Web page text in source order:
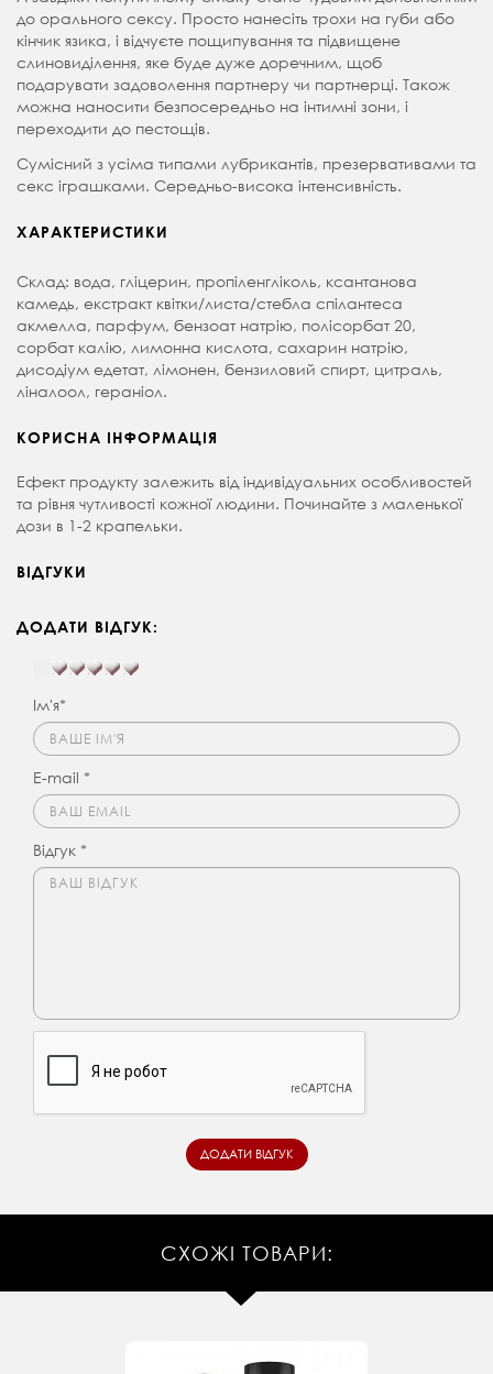
до орального сексу. Просто нанесіть трохи на губи або
кінчик язика, і відчуєте пощипування та підвищене
слиновиділення, яке буде дуже доречним, щоб
подарувати задоволення партнеру чи партнерці. Також
можна наносити безпосередньо на інтимні зони, і
переходити до пестощів.
Сумісний з усіма типами лубрикантів, презервативами та
секс іграшками. Середньо-висока інтенсивність.
ХАРАКТЕРИСТИКИ
Склад: вода, гліцерин, пропіленгліколь, ксантанова
камедь, екстракт квітки/листа/стебла спілантеса
акмелла, парфум, бензоат натрію, полісорбат 20,
сорбат калію, лимонна кислота, сахарин натрію,
дисодіум едетат, лімонен, бензиловий спирт, цитраль,
ліналоол, гераніол.
КОРИСНА ІНФОРМАЦІЯ
Ефект продукту залежить від індивідуальних особливостей
та рівня чутливості кожної людини. Починайте з маленької
дози в 1-2 крапельки.
ВІДГУКИ
ДОДАТИ ВІДГУК:
Ім'я*
E-mail *
Відгук *
СХОЖІ ТОВАРИ: